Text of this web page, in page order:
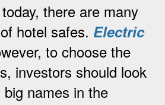
there are many
hotel safes. Electric
to choose the
investors should look
names in the